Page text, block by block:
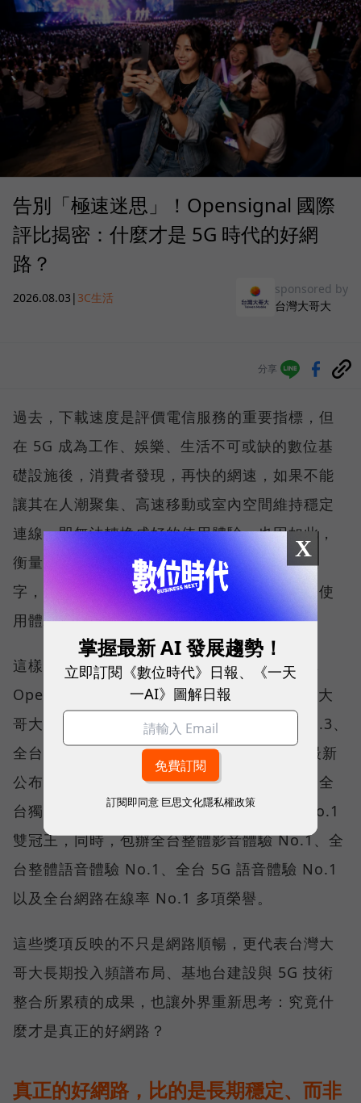
告別「極速迷思」！Opensignal 國際
評比揭密：什麼才是 5G 時代的好網
路？
2026.08.03 | 3C生活
sponsored by
台灣大哥大
分享
過去，下載速度是評價電信服務的重要指標，但
在 5G 成為工作、娛樂、生活不可或缺的數位基
礎設施後，消費者發現，再快的網速，如果不能
讓其在人潮聚集、高速移動或室內空間維持穩定
連線，即無法轉換成好的使用體驗，也因如此，
衡量「好網路」的標準，也逐漸從追求測速數
字，轉向任何時間、任何地點都能穩定連線的使
用體驗。
這樣的轉變，也反映在國際權威網路分析機構
Opensignal 公布的評比結果。今年初，台灣大
哥大不僅率先奪下「 4G／5G 在線率全球 No.3、
全台 No.1 」國際級榮譽，在 Opensignal 最新
公布的台灣行動網路體驗報告中，更一舉斬獲全
台獨有的「可靠性體驗」與「品質一致性」No.1
雙冠王，同時，包辦全台整體影音體驗 No.1、全
台整體語音體驗 No.1、全台 5G 語音體驗 No.1
以及全台網路在線率 No.1 多項榮譽。
這些獎項反映的不只是網路順暢，更代表台灣大
哥大長期投入頻譜布局、基地台建設與 5G 技術
整合所累積的成果，也讓外界重新思考：究竟什
麼才是真正的好網路？
真正的好網路，比的是長期穩定、而非
X
掌握最新 AI 發展趨勢！
立即訂閱《數位時代》日報、《一天
一AI》圖解日報
訂閱即同意 巨思文化隱私權政策